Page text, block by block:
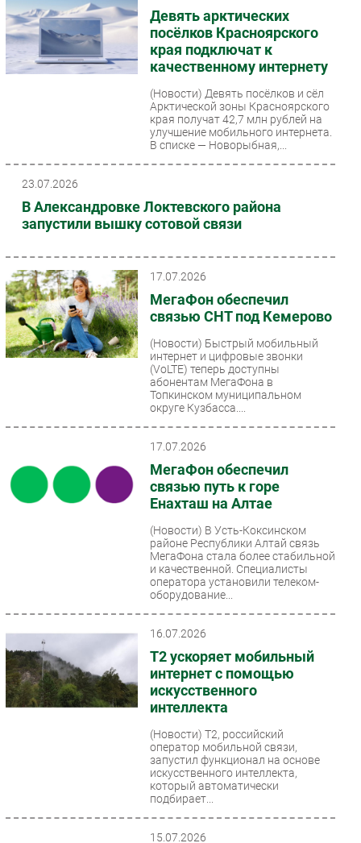
Девять арктических
посёлков Красноярского
края подключат к
качественному интернету
(Новости) Девять посёлков и сёл
Арктической зоны Красноярского
края получат 42,7 млн рублей на
улучшение мобильного интернета.
В списке — Новорыбная,...
23.07.2026
В Александровке Локтевского района
запустили вышку сотовой связи
17.07.2026
МегаФон обеспечил
связью СНТ под Кемерово
(Новости) Быстрый мобильный
интернет и цифровые звонки
(VoLTE) теперь доступны
абонентам МегаФона в
Топкинском муниципальном
округе Кузбасса....
17.07.2026
МегаФон обеспечил
связью путь к горе
Енахташ на Алтае
(Новости) В Усть-Коксинском
районе Республики Алтай связь
МегаФона стала более стабильной
и качественной. Специалисты
оператора установили телеком-
оборудование...
16.07.2026
Т2 ускоряет мобильный
интернет с помощью
искусственного
интеллекта
(Новости) T2, российский
оператор мобильной связи,
запустил функционал на основе
искусственного интеллекта,
который автоматически
подбирает...
15.07.2026